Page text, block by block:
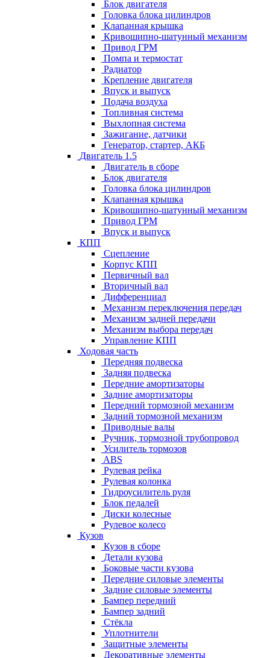
Блок двигателя
Головка блока цилиндров
Клапанная крышка
Кривошипно-шатунный механизм
Привод ГРМ
Помпа и термостат
Радиатор
Крепление двигателя
Впуск и выпуск
Подача воздуха
Топливная система
Выхлопная система
Зажигание, датчики
Генератор, стартер, АКБ
Двигатель 1.5
Двигатель в сборе
Блок двигателя
Головка блока цилиндров
Клапанная крышка
Кривошипно-шатунный механизм
Привод ГРМ
Впуск и выпуск
КПП
Сцепление
Корпус КПП
Первичный вал
Вторичный вал
Дифференциал
Механизм переключения передач
Механизм задней передачи
Механизм выбора передач
Управление КПП
Ходовая часть
Передняя подвеска
Задняя подвеска
Передние амортизаторы
Задние амортизаторы
Передний тормозной механизм
Задний тормозной механизм
Приводные валы
Ручник, тормозной трубопровод
Усилитель тормозов
ABS
Рулевая рейка
Рулевая колонка
Гидроусилитель руля
Блок педалей
Диски колесные
Рулевое колесо
Кузов
Кузов в сборе
Детали кузова
Боковые части кузова
Передние силовые элементы
Задние силовые элементы
Бампер передний
Бампер задний
Стёкла
Уплотнители
Защитные элементы
Декоративные элементы